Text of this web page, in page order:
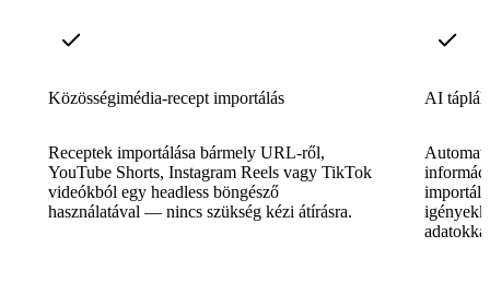
Közösségimédia-recept importálás
Receptek importálása bármely URL-ről,
YouTube Shorts, Instagram Reels vagy TikTok
videókból egy headless böngésző
használatával — nincs szükség kézi átírásra.
AI
importált